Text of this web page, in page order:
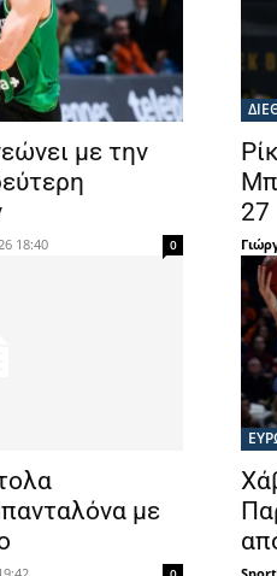
με την
18:40 0
27
με